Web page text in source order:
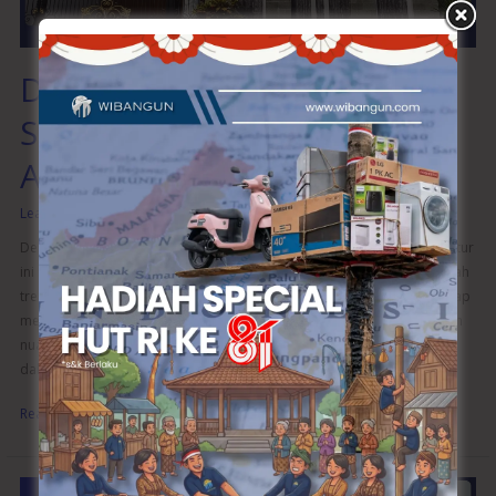
Desain Rumah Klasik:
Sentuhan Elegan dalam
Arsitektur
Leave a Comment/ Desain Eksterior,Desain Interior/wibangunweb
Desain rumah klasik tidak pernah kehilangan pesonanya. Gaya arsitektur
ini selalu menghadirkan kesan mewah dan elegan yang abadi. Di tengah
tren desain modern yang serba minimalis, desain rumah tersebut tetap
menjadi pilihan favorit bagi mereka yang menginginkan hunian dengan
nuansa yang mewah dan berkelas. Artikel ini akan membahas lebih
dalam mengenai karakteristik, keunggulan, dan cara
Read More »
Desain